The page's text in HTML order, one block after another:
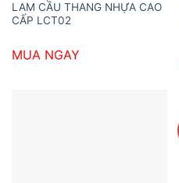
LAM CẦU THANG NHỰA CAO
CẤP LCT02
MUA NGAY